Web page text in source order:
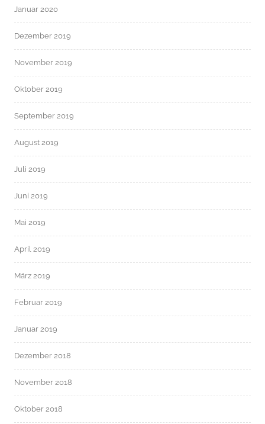
Januar 2020
Dezember 2019
November 2019
Oktober 2019
September 2019
August 2019
Juli 2019
Juni 2019
Mai 2019
April 2019
März 2019
Februar 2019
Januar 2019
Dezember 2018
November 2018
Oktober 2018